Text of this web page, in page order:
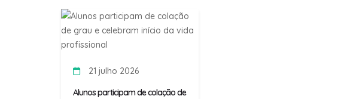
21 julho 2026
Alunos participam de colação de